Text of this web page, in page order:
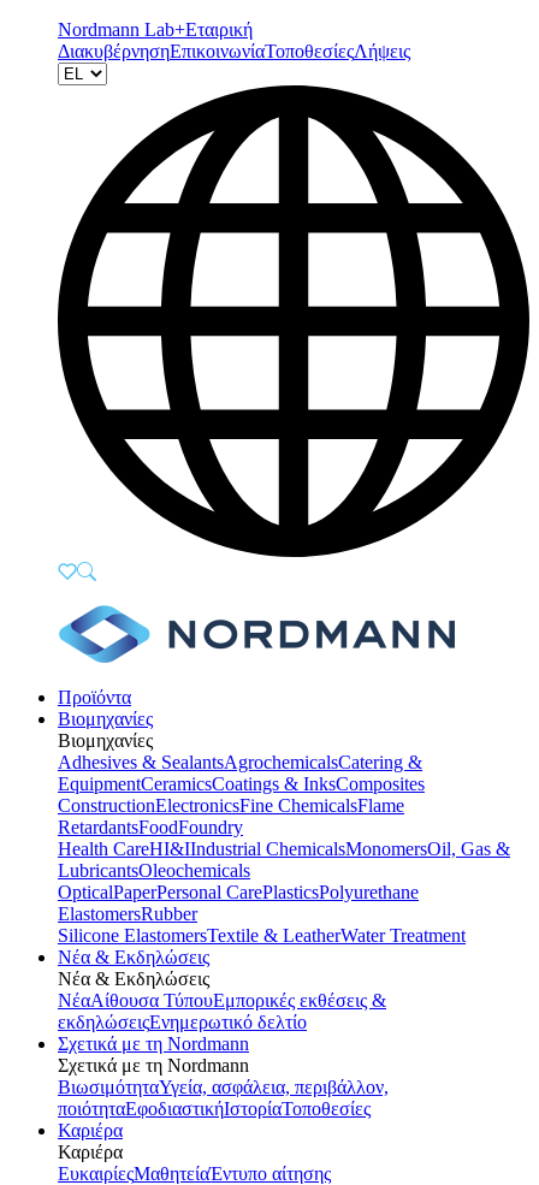
Nordmann Lab+Εταιρική
ΔιακυβέρνησηΕπικοινωνίαΤοποθεσίεςΛήψεις
Προϊόντα
Βιομηχανίες
Βιομηχανίες
Adhesives & SealantsAgrochemicalsCatering &
EquipmentCeramicsCoatings & InksComposites
ConstructionElectronicsFine ChemicalsFlame
RetardantsFoodFoundry
Health CareHI&IIndustrial ChemicalsMonomersOil, Gas &
LubricantsOleochemicals
OpticalPaperPersonal CarePlasticsPolyurethane
ElastomersRubber
Silicone ElastomersTextile & LeatherWater Treatment
Νέα & Εκδηλώσεις
Νέα & Εκδηλώσεις
ΝέαΑίθουσα ΤύπουΕμπορικές εκθέσεις &
εκδηλώσειςΕνημερωτικό δελτίο
Σχετικά με τη Nordmann
Σχετικά με τη Nordmann
ΒιωσιμότηταΥγεία, ασφάλεια, περιβάλλον,
ποιότηταΕφοδιαστικήΙστορίαΤοποθεσίες
Καριέρα
Καριέρα
ΕυκαιρίεςΜαθητείαΈντυπο αίτησης